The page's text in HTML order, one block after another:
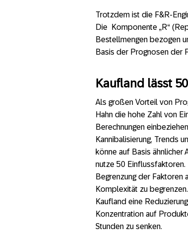
Trotzdem ist die F&R-
Die Komponente „R“
Bestellmengen bezogen
Basis der Prognosen der
Kaufland lässt
Als großen Vorteil von
Hahn die hohe Zahl von
Berechnungen
Kannibalisierung, Trends
könne auf Basis ähnlicher
nutze 50 Einflussfaktoren.
Begrenzung der Faktoren
Komplexität zu
Kaufland eine
Konzentration auf
Stunden zu senken.